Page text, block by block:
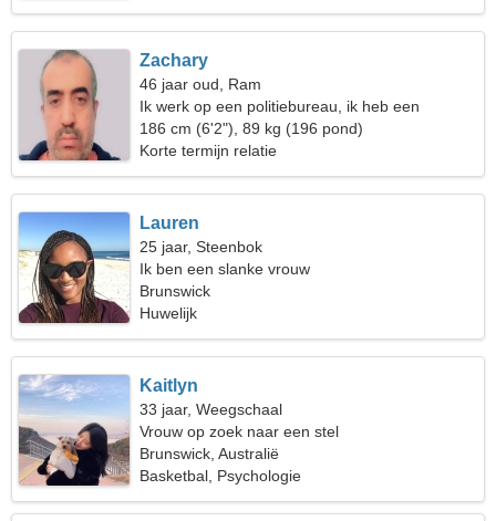
Zachary
46 jaar oud, Ram
Ik werk op een politiebureau, ik heb een
romantische vrouw nodig
186 cm (6'2"), 89 kg (196 pond)
Korte termijn relatie
Lauren
25 jaar, Steenbok
Ik ben een slanke vrouw
Brunswick
Huwelijk
Kaitlyn
33 jaar, Weegschaal
Vrouw op zoek naar een stel
Brunswick, Australië
Basketbal, Psychologie